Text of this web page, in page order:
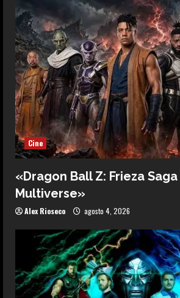
Cine
«Dragon Ball Z: Frieza Saga
Multiverse»
Alex Rioseco agosto 4, 2026